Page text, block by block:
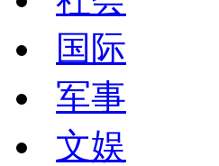
国际
军事
文娱